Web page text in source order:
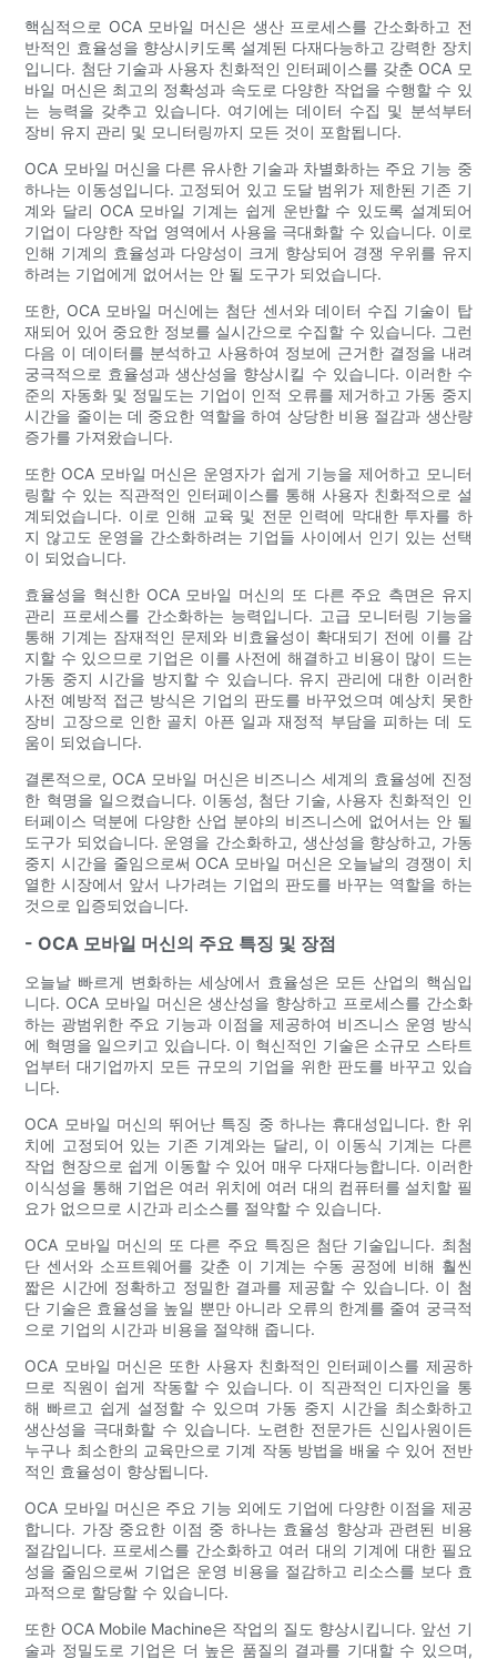
핵심적으로 OCA 모바일 머신은 생산 프로세스를 간소화하고 전
반적인 효율성을 향상시키도록 설계된 다재다능하고 강력한 장치
입니다. 첨단 기술과 사용자 친화적인 인터페이스를 갖춘 OCA 모
바일 머신은 최고의 정확성과 속도로 다양한 작업을 수행할 수 있
는 능력을 갖추고 있습니다. 여기에는 데이터 수집 및 분석부터
장비 유지 관리 및 모니터링까지 모든 것이 포함됩니다.
OCA 모바일 머신을 다른 유사한 기술과 차별화하는 주요 기능 중
하나는 이동성입니다. 고정되어 있고 도달 범위가 제한된 기존 기
계와 달리 OCA 모바일 기계는 쉽게 운반할 수 있도록 설계되어
기업이 다양한 작업 영역에서 사용을 극대화할 수 있습니다. 이로
인해 기계의 효율성과 다양성이 크게 향상되어 경쟁 우위를 유지
하려는 기업에게 없어서는 안 될 도구가 되었습니다.
또한, OCA 모바일 머신에는 첨단 센서와 데이터 수집 기술이 탑
재되어 있어 중요한 정보를 실시간으로 수집할 수 있습니다. 그런
다음 이 데이터를 분석하고 사용하여 정보에 근거한 결정을 내려
궁극적으로 효율성과 생산성을 향상시킬 수 있습니다. 이러한 수
준의 자동화 및 정밀도는 기업이 인적 오류를 제거하고 가동 중지
시간을 줄이는 데 중요한 역할을 하여 상당한 비용 절감과 생산량
증가를 가져왔습니다.
또한 OCA 모바일 머신은 운영자가 쉽게 기능을 제어하고 모니터
링할 수 있는 직관적인 인터페이스를 통해 사용자 친화적으로 설
계되었습니다. 이로 인해 교육 및 전문 인력에 막대한 투자를 하
지 않고도 운영을 간소화하려는 기업들 사이에서 인기 있는 선택
이 되었습니다.
효율성을 혁신한 OCA 모바일 머신의 또 다른 주요 측면은 유지
관리 프로세스를 간소화하는 능력입니다. 고급 모니터링 기능을
통해 기계는 잠재적인 문제와 비효율성이 확대되기 전에 이를 감
지할 수 있으므로 기업은 이를 사전에 해결하고 비용이 많이 드는
가동 중지 시간을 방지할 수 있습니다. 유지 관리에 대한 이러한
사전 예방적 접근 방식은 기업의 판도를 바꾸었으며 예상치 못한
장비 고장으로 인한 골치 아픈 일과 재정적 부담을 피하는 데 도
움이 되었습니다.
결론적으로, OCA 모바일 머신은 비즈니스 세계의 효율성에 진정
한 혁명을 일으켰습니다. 이동성, 첨단 기술, 사용자 친화적인 인
터페이스 덕분에 다양한 산업 분야의 비즈니스에 없어서는 안 될
도구가 되었습니다. 운영을 간소화하고, 생산성을 향상하고, 가동
중지 시간을 줄임으로써 OCA 모바일 머신은 오늘날의 경쟁이 치
열한 시장에서 앞서 나가려는 기업의 판도를 바꾸는 역할을 하는
것으로 입증되었습니다.
- OCA 모바일 머신의 주요 특징 및 장점
오늘날 빠르게 변화하는 세상에서 효율성은 모든 산업의 핵심입
니다. OCA 모바일 머신은 생산성을 향상하고 프로세스를 간소화
하는 광범위한 주요 기능과 이점을 제공하여 비즈니스 운영 방식
에 혁명을 일으키고 있습니다. 이 혁신적인 기술은 소규모 스타트
업부터 대기업까지 모든 규모의 기업을 위한 판도를 바꾸고 있습
니다.
OCA 모바일 머신의 뛰어난 특징 중 하나는 휴대성입니다. 한 위
치에 고정되어 있는 기존 기계와는 달리, 이 이동식 기계는 다른
작업 현장으로 쉽게 이동할 수 있어 매우 다재다능합니다. 이러한
이식성을 통해 기업은 여러 위치에 여러 대의 컴퓨터를 설치할 필
요가 없으므로 시간과 리소스를 절약할 수 있습니다.
OCA 모바일 머신의 또 다른 주요 특징은 첨단 기술입니다. 최첨
단 센서와 소프트웨어를 갖춘 이 기계는 수동 공정에 비해 훨씬
짧은 시간에 정확하고 정밀한 결과를 제공할 수 있습니다. 이 첨
단 기술은 효율성을 높일 뿐만 아니라 오류의 한계를 줄여 궁극적
으로 기업의 시간과 비용을 절약해 줍니다.
OCA 모바일 머신은 또한 사용자 친화적인 인터페이스를 제공하
므로 직원이 쉽게 작동할 수 있습니다. 이 직관적인 디자인을 통
해 빠르고 쉽게 설정할 수 있으며 가동 중지 시간을 최소화하고
생산성을 극대화할 수 있습니다. 노련한 전문가든 신입사원이든
누구나 최소한의 교육만으로 기계 작동 방법을 배울 수 있어 전반
적인 효율성이 향상됩니다.
OCA 모바일 머신은 주요 기능 외에도 기업에 다양한 이점을 제공
합니다. 가장 중요한 이점 중 하나는 효율성 향상과 관련된 비용
절감입니다. 프로세스를 간소화하고 여러 대의 기계에 대한 필요
성을 줄임으로써 기업은 운영 비용을 절감하고 리소스를 보다 효
과적으로 할당할 수 있습니다.
또한 OCA Mobile Machine은 작업의 질도 향상시킵니다. 앞선 기
술과 정밀도로 기업은 더 높은 품질의 결과를 기대할 수 있으며,